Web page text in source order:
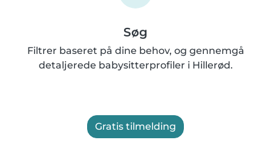
Søg
Filtrer baseret på dine behov, og gennemgå
detaljerede babysitterprofiler i Hillerød.
Gratis tilmelding